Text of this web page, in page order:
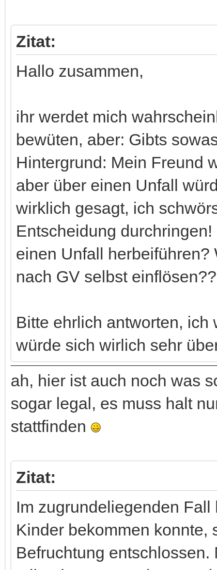
Zitat:
Hallo zusammen,
ihr werdet mich
bewüten, aber: Gibts
Hintergrund: Mein Freund
aber über einen Unfall
wirklich gesagt, ich
Entscheidung
einen Unfall
nach GV selbst
Bitte ehrlich antworten,
würde sich wirlich sehr
ah, hier ist auch noch was
sogar legal, es muss halt
stattfinden
Zitat:
Im zugrundeliegenden
Kinder bekommen konnte,
Befruchtung